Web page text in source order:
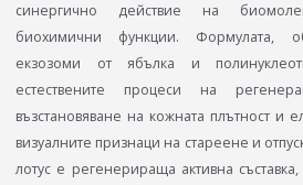
синергично действие на
биохимични функции. Формулата,
екзозоми от ябълка и
естествените процеси на
възстановяване на кожната плътност и
визуалните признаци на стареене и
лотус е регенерираща активна